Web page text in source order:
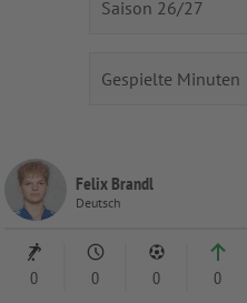
Felix Brandl
Deutsch
0 0 0 0